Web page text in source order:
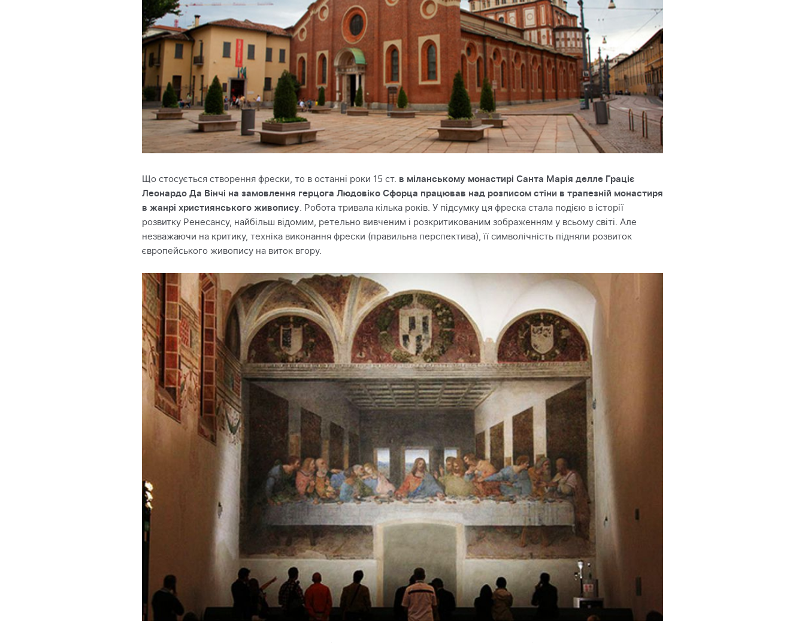
Що стосується створення фрески, то в останні роки 15 ст. в міланському монастирі Санта Марія делле Граціє
Леонардо Да Вінчі на замовлення герцога Людовіко Сфорца працював над розписом стіни в трапезній монастиря
в жанрі християнського живопису. Робота тривала кілька років. У підсумку ця фреска стала подією в історії
розвитку Ренесансу, найбільш відомим, ретельно вивченим і розкритикованим зображенням у всьому світі. Але
незважаючи на критику, техніка виконання фрески (правильна перспектива), її символічність підняли розвиток
європейського живопису на виток вгору.